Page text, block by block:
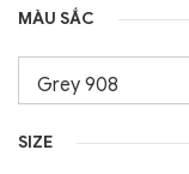
MÀU SẮC
SIZE